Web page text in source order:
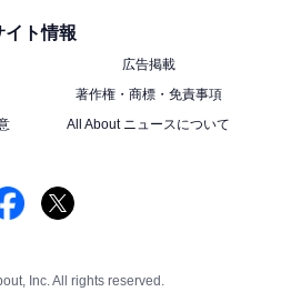
イト情報
広告掲載
著作権・商標・免責事項
All About ニュースについて
Inc. All rights reserved.